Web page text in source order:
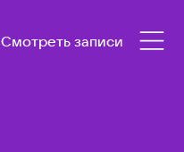
Смотреть записи